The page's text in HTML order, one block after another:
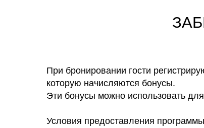
При бронировании гости
которую начисляются бонусы.
Эти бонусы можно использовать
Условия предоставления